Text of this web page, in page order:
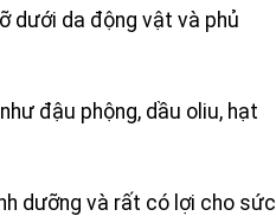
dưới da động vật và phủ
đậu phộng, dầu oliu, hạt
dưỡng và rất có lợi cho sức